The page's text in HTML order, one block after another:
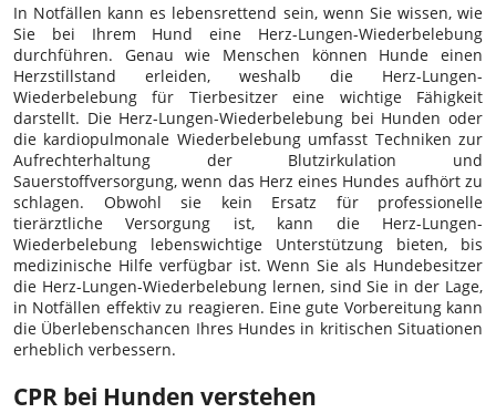
In Notfällen kann es lebensrettend sein, wenn Sie wissen, wie
Sie bei Ihrem Hund eine Herz-Lungen-Wiederbelebung
durchführen. Genau wie Menschen können Hunde einen
Herzstillstand erleiden, weshalb die Herz-Lungen-
Wiederbelebung für Tierbesitzer eine wichtige Fähigkeit
darstellt. Die Herz-Lungen-Wiederbelebung bei Hunden oder
die kardiopulmonale Wiederbelebung umfasst Techniken zur
Aufrechterhaltung der Blutzirkulation und
Sauerstoffversorgung, wenn das Herz eines Hundes aufhört zu
schlagen. Obwohl sie kein Ersatz für professionelle
tierärztliche Versorgung ist, kann die Herz-Lungen-
Wiederbelebung lebenswichtige Unterstützung bieten, bis
medizinische Hilfe verfügbar ist. Wenn Sie als Hundebesitzer
die Herz-Lungen-Wiederbelebung lernen, sind Sie in der Lage,
in Notfällen effektiv zu reagieren. Eine gute Vorbereitung kann
die Überlebenschancen Ihres Hundes in kritischen Situationen
erheblich verbessern.
CPR bei Hunden verstehen